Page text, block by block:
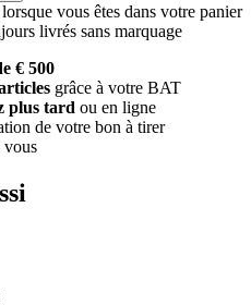
vous êtes dans votre panier
livrés sans marquage
€ 500
grâce à votre BAT
plus tard ou en ligne
de votre bon à tirer
vous